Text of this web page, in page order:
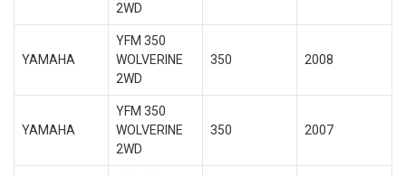
2WD
YAMAHA
YFM 350
WOLVERINE
2WD
350 2008
YAMAHA
YFM 350
WOLVERINE
2WD
350 2007